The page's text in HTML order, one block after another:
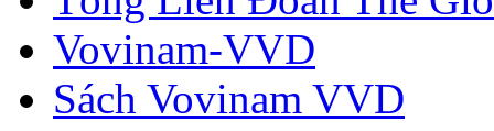
Vovinam-VVD
Sách Vovinam VVD